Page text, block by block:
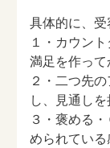
具体的に、受
１・カウン
満足を作って
２・二つ先
し、見通し
３・褒める
められている